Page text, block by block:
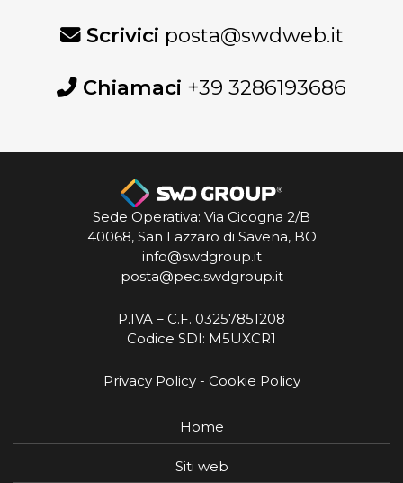
questoScrivici posta@swdweb.it
Chiamaci +39 3286193686
Sede Operativa: Via Cicogna 2/B
40068, San Lazzaro di Savena, BO
info@swdgroup.it
posta@pec.swdgroup.it
P.IVA – C.F. 03257851208
Codice SDI: M5UXCR1
Privacy Policy- Cookie Policy
Home
Siti web